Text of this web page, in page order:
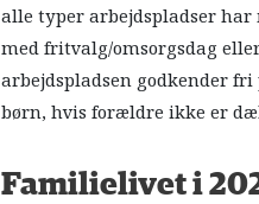
alle typer arbejdspladser
med fritvalg/omsorgsdag
arbejdspladsen godkender
børn, hvis forældre ikke er
Familielivet i